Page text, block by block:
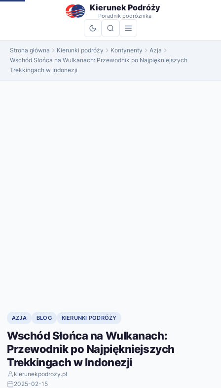
do
Kierunek Podróży
Poradnik podróżnika
Strona główna Kierunki podróży Kontynenty
Azja
Wschód Słońca na Wulkanach: Przewodnik po Najpiękniejszych
Trekkingach w Indonezji
AZJA BLOG KIERUNKI PODRÓŻY
Wschód Słońca na Wulkanach:
Przewodnik po Najpiękniejszych
Trekkingach w Indonezji
kierunekpodrozy.pl
2025-02-15